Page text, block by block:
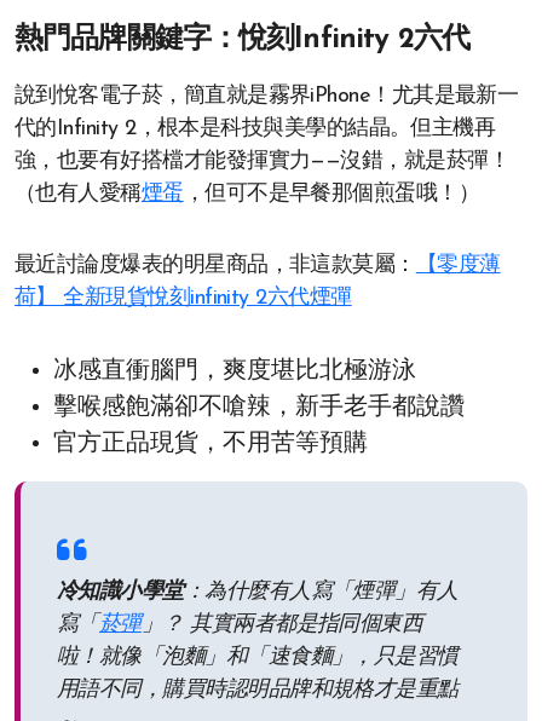
熱門品牌關鍵字：悅刻Infinity 2六代
說到悅客電子菸，簡直就是霧界iPhone！尤其是最新一
代的Infinity 2，根本是科技與美學的結晶。但主機再
強，也要有好搭檔才能發揮實力——沒錯，就是菸彈！
（也有人愛稱煙蛋 ，但可不是早餐那個煎蛋哦！）
最近討論度爆表的明星商品，非這款莫屬：
【零度薄
荷】 全新現貨悅刻infinity 2六代煙彈
冰感直衝腦門，爽度堪比北極游泳
擊喉感飽滿卻不嗆辣，新手老手都說讚
官方正品現貨，不用苦等預購
冷知識小學堂：為什麼有人寫「煙彈」有人
寫「 菸彈」？ 其實兩者都是指同個東西
啦！就像「泡麵」和「速食麵」，只是習慣
用語不同，購買時認明品牌和規格才是重點